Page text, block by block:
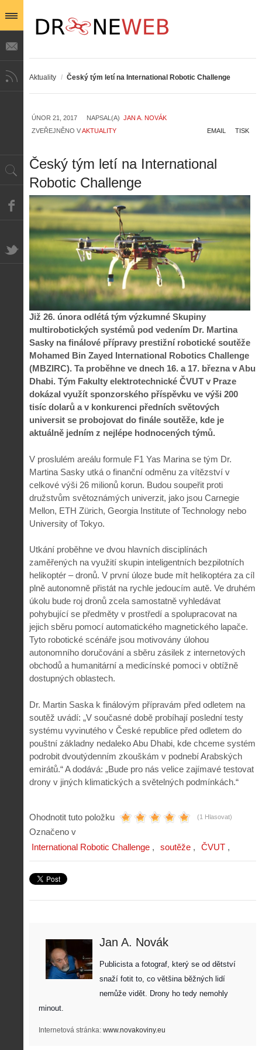
Aktuality / Český tým letí na International Robotic Challenge
ÚNOR 21, 2017 NAPSAL(A) JAN A. NOVÁK
ZVEŘEJNĚNO VAKTUALITY TISK
EMAIL
Český tým letí na International
Robotic Challenge
Již 26. února odlétá tým výzkumné Skupiny
multirobotických systémů pod vedením Dr. Martina
Sasky na finálové přípravy prestižní robotické soutěže
Mohamed Bin Zayed International Robotics Challenge
(MBZIRC). Ta proběhne ve dnech 16. a 17. března v Abu
Dhabi. Tým Fakulty elektrotechnické ČVUT v Praze
dokázal využít sponzorského příspěvku ve výši 200
tisíc dolarů a v konkurenci předních světových
universit se probojovat do finále soutěže, kde je
aktuálně jedním z nejlépe hodnocených týmů.
V proslulém areálu formule F1 Yas Marina se tým Dr.
Martina Sasky utká o finanční odměnu za vítězství v
celkové výši 26 milionů korun. Budou soupeřit proti
družstvům světoznámých univerzit, jako jsou Carnegie
Mellon, ETH Zürich, Georgia Institute of Technology nebo
University of Tokyo.
Utkání proběhne ve dvou hlavních disciplínách
zaměřených na využití skupin inteligentních bezpilotních
helikoptér – dronů. V první úloze bude mít helikoptéra za cíl
plně autonomně přistát na rychle jedoucím autě. Ve druhém
úkolu bude roj dronů zcela samostatně vyhledávat
pohybující se předměty v prostředí a spolupracovat na
jejich sběru pomocí automatického magnetického lapače.
Tyto robotické scénáře jsou motivovány úlohou
autonomního doručování a sběru zásilek z internetových
obchodů a humanitární a medicínské pomoci v obtížně
dostupných oblastech.
Dr. Martin Saska k finálovým přípravám před odletem na
soutěž uvádí: „V současné době probíhají poslední testy
systému vyvinutého v České republice před odletem do
pouštní základny nedaleko Abu Dhabi, kde chceme systém
podrobit dvoutýdenním zkouškám v podnebí Arabských
emirátů.“ A dodává: „Bude pro nás velice zajímavé testovat
drony v jiných klimatických a světelných podmínkách.“
Ohodnotit tuto položku (1 Hlasovat)
Označeno v
International Robotic Challenge
soutěže ČVUT
Jan A. Novák
Publicista a fotograf, který se od dětství
snaží fotit to, co většina běžných lidí
nemůže vidět. Drony ho tedy nemohly
minout.
Internetová stránka: www.novakoviny.eu